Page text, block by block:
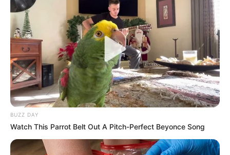
partes del cuerpo, especialmente en el rostro, el pecho y la
pelvis.
Lea también:Delincuentes robaron gran suma de dinero
a adulta mayor en Bucaramanga
BUZZ DAY
Watch This Parrot Belt Out A Pitch-Perfect Beyonce Song